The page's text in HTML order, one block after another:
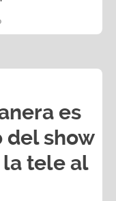
es
del show
la tele al